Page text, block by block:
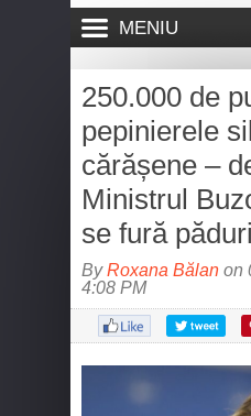
MENIU
250.000 de
pepinierele
cărășene –
Ministrul
se fură
ByRoxana Bălan on
4:08 PM